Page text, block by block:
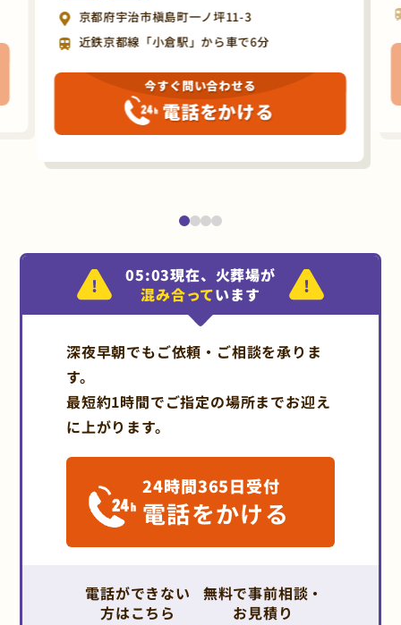
京都府宇治市槇島町一ノ坪11-3
近鉄京都線「小倉駅」から車で6分
今すぐ問い合わせる
電話をかける
05:03現在、火葬場が
混み合っています
深夜早朝でもご依頼・ご相談を承りま
す。
最短約1時間でご指定の場所までお迎え
に上がります。
24時間365日受付
電話をかける
電話ができない
方はこちら
無料で事前相談・
お見積り